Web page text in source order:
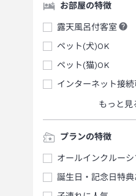
お部屋の特徴
露天風呂付客室
ペット(犬)OK
ペット(猫)OK
インターネット接
もっと見
プランの特徴
オールインクルーシ
誕生日・記念日特典